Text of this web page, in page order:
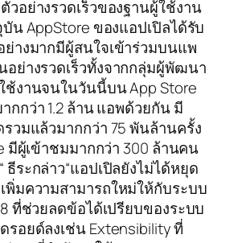
วอย่างรวดเร็วของฐานผู้ใช้งาน
น AppStore ของแอปเปิลได้รับ
างมากมีผู้สนใจเข้าร่วมบนแพ
ย่างรวดเร็วทั้งจากกลุ่มผู้พัฒนา
ช้งานจนในวันนี้บน App Store
กกว่า 1.2 ล้าน แอพด้วยกัน มี
วมแล้วมากกว่า 75 พันล้านครั้ง
มีผู้เข้าชมมากกว่า 300 ล้านคน
ระกล่าว“แอปเปิลยังไม่ได้หยุด
มความสามารถใหม่ให้กับระบบ
ที่ช่วยลดข้อได้เปรียบของระบบ
อยด์ลงเช่น Extensibility ที่